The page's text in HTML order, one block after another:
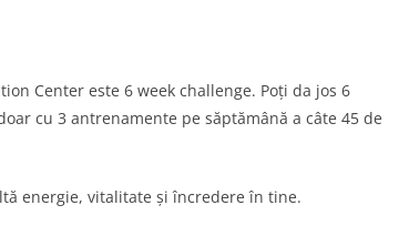
Center este 6 week challenge. Poți da jos 6
cu 3 antrenamente pe săptămână a câte 45 de
energie, vitalitate și încredere în tine.